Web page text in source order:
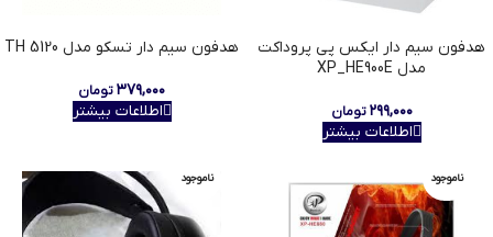
هدفون سیم دار ایکس پی پروداکت
مدل XP_HE900E
۲۹۹,۰۰۰ تومان
اطلاعات بیشتر
هدفون سیم دار تسکو مدل TH 5120
۳۷۹,۰۰۰تومان
اطلاعات بیشتر
ناموجود ناموجود